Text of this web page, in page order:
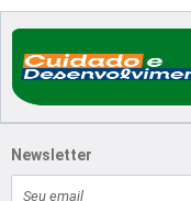
Newsletter